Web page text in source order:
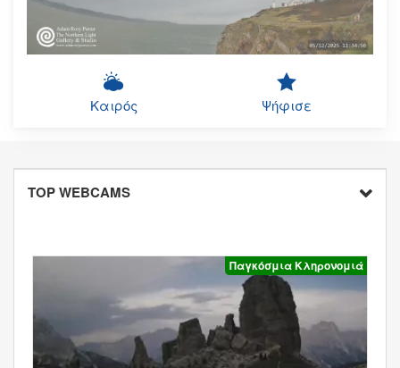
Καιρός Ψήφισε
TOP WEBCAMS
Παγκόσμια Κληρονομιά